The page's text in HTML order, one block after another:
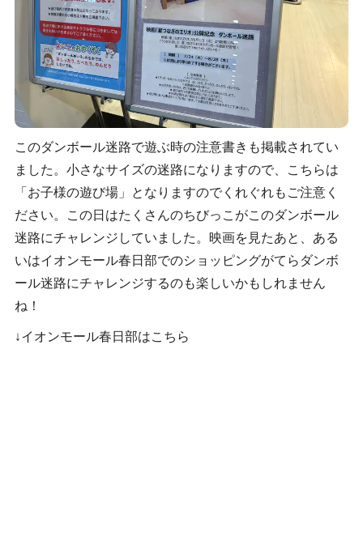
このダンボール迷路で遊ぶ時の注意書きも掲載されてい
ました。小さなサイズの迷路になりますので、こちらは
「お子様の遊び場」となりますのでくれぐれもご注意く
ださい。この日はたくさんのちびっこがこのダンボール
迷路にチャレンジしていました。映画を見たあと、ある
いはイオンモール春日部でのショッピングがてらダンボ
ール迷路にチャレンジするのも楽しいかもしれません
ね！
↓イオンモール春日部はこちら